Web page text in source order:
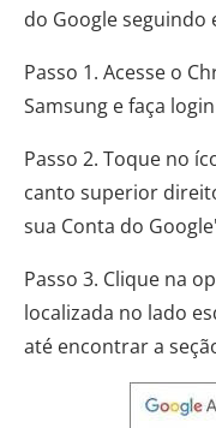
do Google seguindo
Passo 1. Acesse o
Samsung e faça
Passo 2. Toque no
canto superior
sua Conta do
Passo 3. Clique na
localizada no lado
até encontrar a